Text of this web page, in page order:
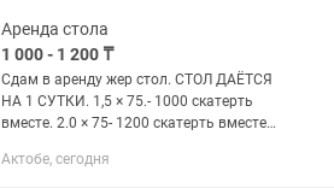
Аренда стола
1 000 - 1 200 ₸
Сдам в аренду жер стол. СТОЛ ДАЁТСЯ
НА 1 СУТКИ. 1,5 × 75.- 1000 скатерть
вместе. 2.0 × 75- 1200 скатерть вместе..
индрайвер. ОПЛАТА ОТ ВАС
Актобе, сегодня